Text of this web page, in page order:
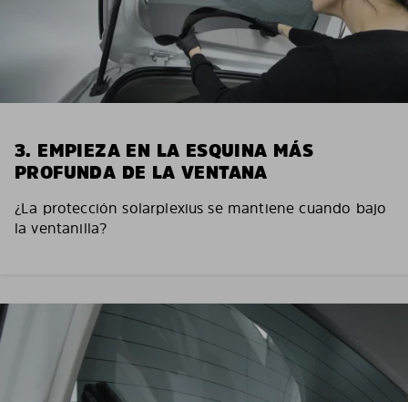
3. EMPIEZA EN LA ESQUINA MÁS
PROFUNDA DE LA VENTANA
¿La protección solarplexius se mantiene cuando bajo
la ventanilla?